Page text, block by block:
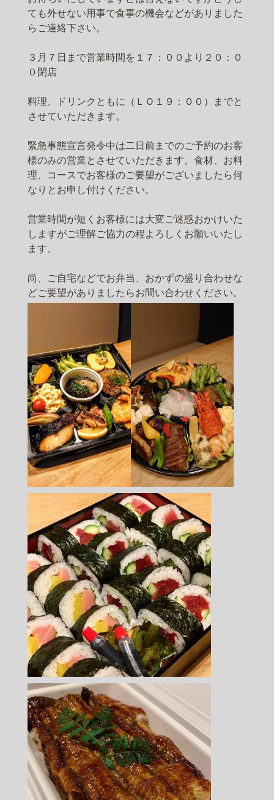
ても外せない用事で食事の機会などがありました
らご連絡下さい。
３月７日まで営業時間を１７：００より２０：０
０閉店
料理、ドリンクともに（ＬＯ１９：００）までと
させていただきます。
緊急事態宣言発令中は二日前までのご予約のお客
様のみの営業とさせていただきます。食材、お料
理、コースでお客様のご要望がございましたら何
なりとお申し付けください。
営業時間が短くお客様には大変ご迷惑おかけいた
しますがご理解ご協力の程よろしくお願いいたし
ます。
尚、ご自宅などでお弁当、おかずの盛り合わせな
どご要望がありましたらお問い合わせください。